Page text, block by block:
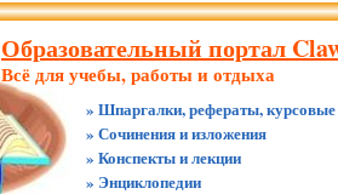
Образовательный портал
Всё для учебы, работы и отдыха
» Шпаргалки, рефераты, курсовые
» Сочинения и изложения
» Конспекты и лекции
» Энциклопедии